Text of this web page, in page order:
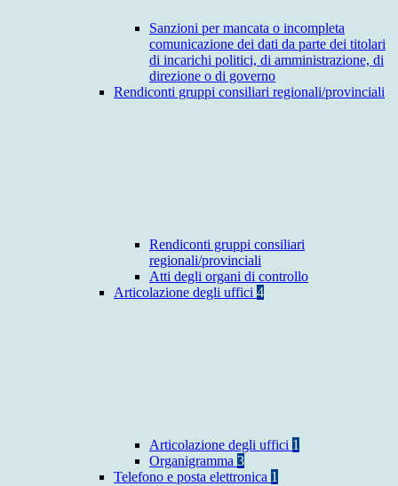
Sanzioni per mancata o incompleta
comunicazione dei dati da parte dei titolari
di incarichi politici, di amministrazione, di
direzione o di governo
Rendiconti gruppi consiliari regionali/provinciali
Rendiconti gruppi consiliari
regionali/provinciali
Atti degli organi di controllo
Articolazione degli uffici 4
Articolazione degli uffici 1
Organigramma 3
Telefono e posta elettronica 1